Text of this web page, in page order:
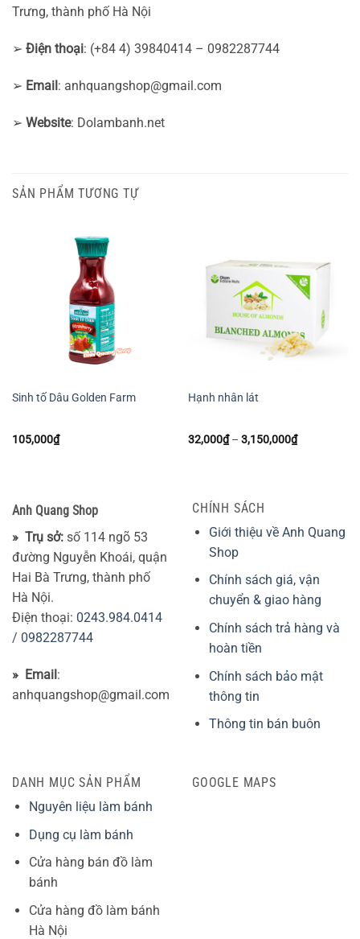
Trưng, thành phố Hà Nội
➢ Điện thoại: (+84 4) 39840414 – 0982287744
➢ Email: anhquangshop@gmail.com
➢ Website: Dolambanh.net
SẢN PHẨM TƯƠNG TỰ
Sinh tố Dâu Golden Farm
105,000₫
Hạnh nhân lát
32,000₫ – 3,150,000₫Khoảng
giá:
Anh Quang Shop
» Trụ sở: số 114 ngõ 53
đường Nguyễn Khoái, quận
Hai Bà Trưng, thành phố
Hà Nội.
Điện thoại: 0243.984.0414
/ 0982287744
» Email:
anhquangshop@gmail.com
CHÍNH SÁCH
Giới thiệu về Anh Quang
Shop
Chính sách giá, vận
chuyển & giao hàng
Chính sách trả hàng và
hoàn tiền
Chính sách bảo mật
thông tin
Thông tin bán buôn
DANH MỤC SẢN PHẨM
Nguyên liệu làm bánh
Dụng cụ làm bánh
Cửa hàng bán đồ làm
bánh
Cửa hàng đồ làm bánh
Hà Nội
GOOGLE MAPS